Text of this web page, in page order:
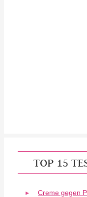
TOP 15
Creme gegen